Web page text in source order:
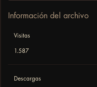
Información del archivo
Visitas
1.587
Descargas